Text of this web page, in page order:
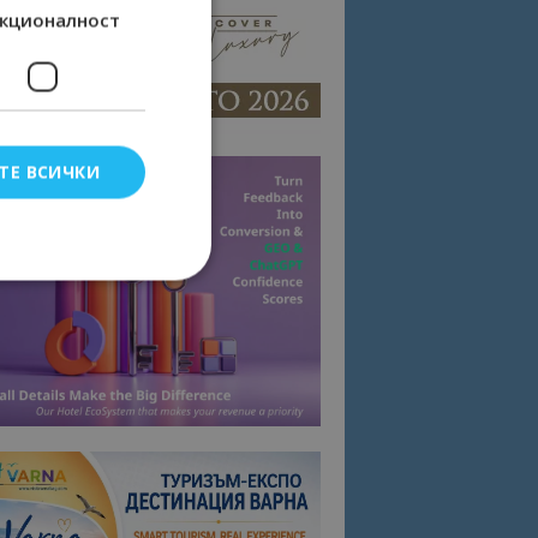
ВСИЧКИ
влизане и
съгласието
на сайта.